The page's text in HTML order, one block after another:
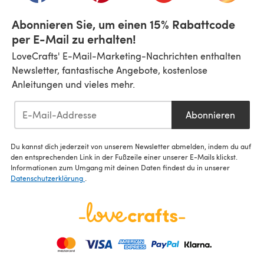
Abonnieren Sie, um einen 15% Rabattcode
per E-Mail zu erhalten!
LoveCrafts' E-Mail-Marketing-Nachrichten enthalten
Newsletter, fantastische Angebote, kostenlose
Anleitungen und vieles mehr.
Abonnieren
Du kannst dich jederzeit von unserem Newsletter abmelden, indem du auf
den entsprechenden Link in der Fußzeile einer unserer E-Mails klickst.
Informationen zum Umgang mit deinen Daten findest du in unserer
Datenschutzerklärung .